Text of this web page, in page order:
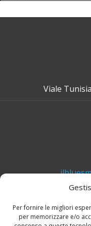
Per fornire le migliori
per memorizzare e/o
Viale